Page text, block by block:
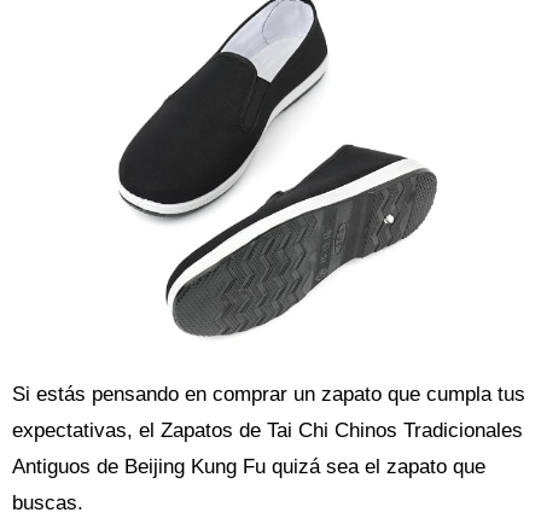
Si estás pensando en comprar un zapato que cumpla tus
expectativas, el Zapatos de Tai Chi Chinos Tradicionales
Antiguos de Beijing Kung Fu quizá sea el zapato que
buscas.